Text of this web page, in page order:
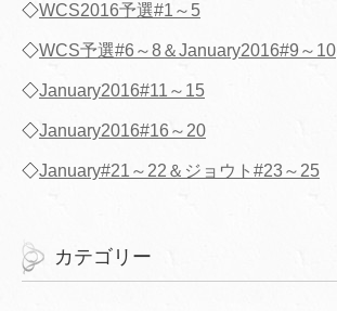
◇WCS2016予選#1～5
◇WCS予選#6～8＆January2016#9～10
◇January2016#11～15
◇January2016#16～20
◇January#21～22＆ジョウト#23～25
カテゴリー